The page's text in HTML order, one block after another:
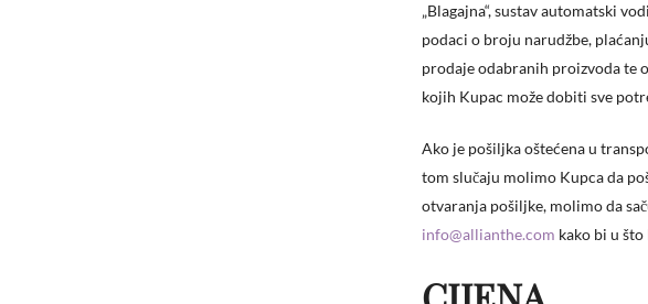
„Blagajna“, sustav automatski
podaci o broju narudžbe,
prodaje odabranih proizvoda te
kojih Kupac može dobiti sve
Ako je pošiljka oštećena u
tom slučaju molimo Kupca da
otvaranja pošiljke, molimo da
info@allianthe.com kako bi u